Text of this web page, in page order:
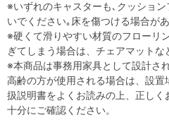
※いずれのキャスターも､クッショ
いでください｡床を傷つける場合が
※硬くて滑りやすい材質のフローリ
ぎてしまう場合は、チェアマット
※本商品は事務用家具として設計さ
高齢の方が使用される場合は、設
扱説明書をよくお読みの上、正し
十分にご確認ください。